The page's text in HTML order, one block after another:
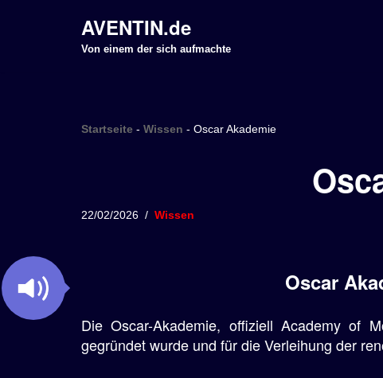
p
AVENTIN.de
Von einem der sich aufmachte
Startseite - Wissen - Oscar Akademie
22/02/2026 Wissen
Oscar
Die Oscar-Akademie, offiziell Academy of
gegründet wurde und für die Verleihung der